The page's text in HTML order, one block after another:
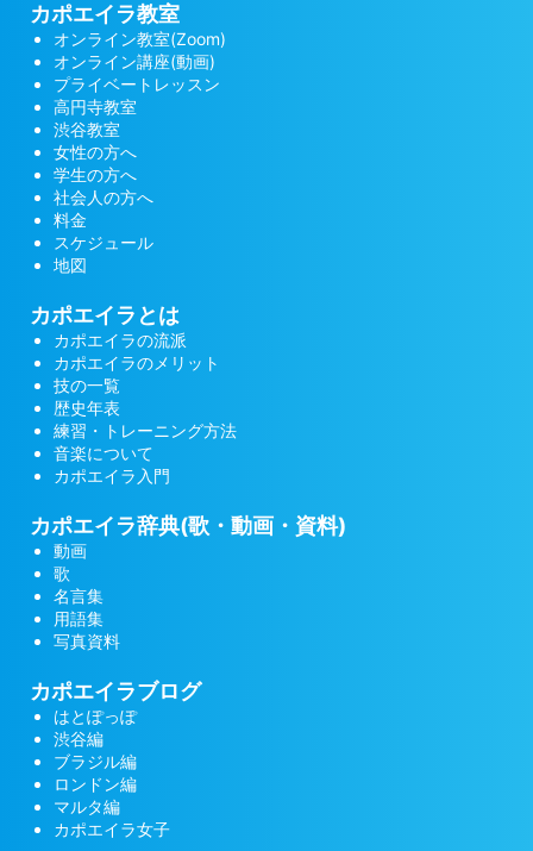
カポエイラ教室
オンライン教室(Zoom)
オンライン講座(動画)
プライベートレッスン
高円寺教室
渋谷教室
女性の方へ
学生の方へ
社会人の方へ
料金
スケジュール
地図
カポエイラとは
カポエイラの流派
カポエイラのメリット
技の一覧
歴史年表
練習・トレーニング方法
音楽について
カポエイラ入門
カポエイラ辞典(歌・動画・資料)
動画
歌
名言集
用語集
写真資料
カポエイラブログ
はとぽっぽ
渋谷編
ブラジル編
ロンドン編
マルタ編
カポエイラ女子